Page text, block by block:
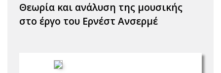
Θεωρία και ανάλυση της μουσικής
στο έργο του Ερνέστ Ανσερμέ